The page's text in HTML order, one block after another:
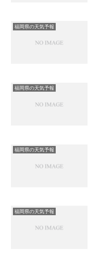
福岡県の天気予報
福岡県の天気予報
福岡県の天気予報
福岡県の天気予報